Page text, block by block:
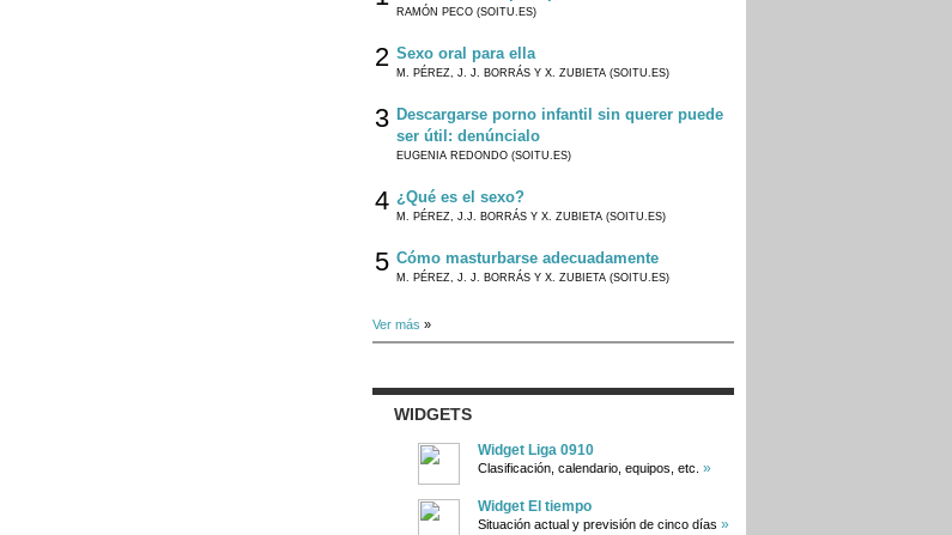
RAMÓN PECO (SOITU.ES)
2 Sexo oral para ella
M. PÉREZ, J. J. BORRÁS Y X. ZUBIETA (SOITU.ES)
3 Descargarse porno infantil sin querer puede
ser útil: denúncialo
EUGENIA REDONDO (SOITU.ES)
4 ¿Qué es el sexo?
M. PÉREZ, J.J. BORRÁS Y X. ZUBIETA (SOITU.ES)
5 Cómo masturbarse adecuadamente
M. PÉREZ, J. J. BORRÁS Y X. ZUBIETA (SOITU.ES)
Ver más »
WIDGETS
Widget Liga 0910
Clasificación, calendario, equipos, etc. »
Widget El tiempo
Situación actual y previsión de cinco días »